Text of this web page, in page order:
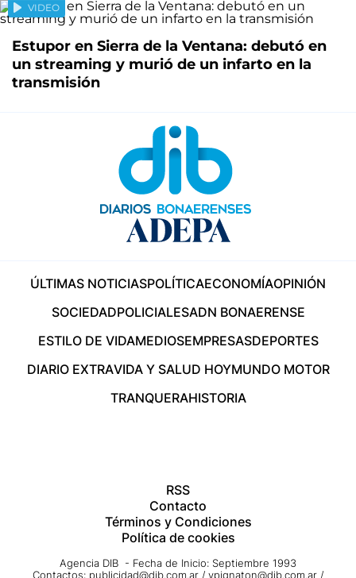
VIDEO
Estupor en Sierra de la Ventana: debutó en
un streaming y murió de un infarto en la
transmisión
ÚLTIMAS NOTICIASPOLÍTICAECONOMÍAOPINIÓN
SOCIEDADPOLICIALESADN BONAERENSE
ESTILO DE VIDAMEDIOSEMPRESASDEPORTES
DIARIO EXTRAVIDA Y SALUD HOYMUNDO MOTOR
TRANQUERAHISTORIA
RSS
Contacto
Términos y Condiciones
Política de cookies
Agencia DIB - Fecha de Inicio: Septiembre 1993
Contactos: publicidad@dib.com.ar / vpignaton@dib.com.ar /